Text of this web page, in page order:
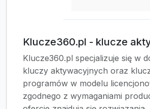
Klucze360.pl - klucze
Klucze360.pl specjalizuje się w
kluczy aktywacyjnych oraz
programów w modelu
zgodnego z wymaganiami